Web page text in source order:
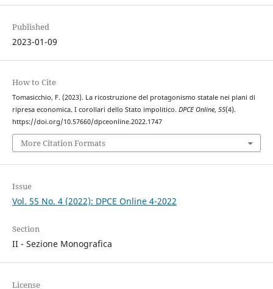
Published
2023-01-09
How to Cite
Tomasicchio, F. (2023). La ricostruzione del protagonismo statale nei piani di
ripresa economica. I corollari dello Stato impolitico. DPCE Online, 55(4).
https://doi.org/10.57660/dpceonline.2022.1747
More Citation Formats
Issue
Vol. 55 No. 4 (2022): DPCE Online 4-2022
Section
II - Sezione Monografica
License